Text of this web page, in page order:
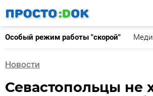
основному
содержанию
Особый режим работы "скорой"
Новости
Севастопольцы не